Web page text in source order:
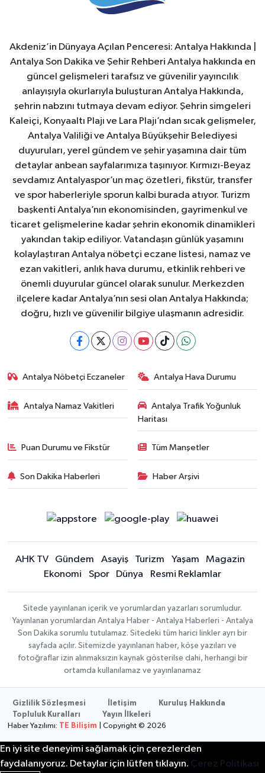
Akdeniz’in Dünyaya Açılan Penceresi: Antalya Hakkında |
Antalya Son Dakika ve Şehir Rehberi Antalya hakkında en
güncel gelişmeleri tarafsız ve güvenilir yayıncılık
anlayışıyla okurlarıyla buluşturan Antalya Hakkında,
şehrin nabzını tutmaya devam ediyor. Şehrin simgeleri
Kaleiçi, Konyaaltı Plajı ve Lara Plajı’ndan sıcak gelişmeler,
Antalya Valiliği ve Antalya Büyükşehir Belediyesi
duyuruları, yerel gündem ve şehir yaşamına dair tüm
detaylar anbean sayfalarımıza taşınıyor. Kırmızı-Beyaz
sevdamız Antalyaspor’un maç özetleri, fikstür, transfer
ve spor haberleriyle sporun kalbi burada atıyor. Turizm
başkenti Antalya’nın ekonomisinden, gayrimenkul ve
ticaret gelişmelerine kadar şehrin ekonomik dinamikleri
yakından takip ediliyor. Vatandaşın günlük yaşamını
kolaylaştıran Antalya nöbetçi eczane listesi, namaz ve
ezan vakitleri, anlık hava durumu, etkinlik rehberi ve
önemli duyurular güncel olarak sunulur. Merkezden
ilçelere kadar Antalya’nın sesi olan Antalya Hakkında;
doğru, hızlı ve güvenilir bilgiye ulaşmanın adresidir.
Antalya Nöbetçi Eczaneler Antalya Hava Durumu
Antalya Namaz Vakitleri
Antalya Trafik Yoğunluk
Haritası
Puan Durumu ve Fikstür Tüm Manşetler
Son Dakika Haberleri Haber Arşivi
AHK TV Gündem Asayiş Turizm Yaşam
Magazin
Ekonomi
Spor Dünya Resmi Reklamlar
Sitede yayınlanan içerik ve yorumlardan yazarları sorumludur.
Yayınlanan yorumlardan Antalya Haber - Antalya Haberleri - Antalya
Son Dakika sorumlu tutulamaz. Sitedeki tüm harici linkler ayrı bir
sayfada açılır. Sitemizde yayınlanan haber, köşe yazıları ve
fotoğraflar izin alınmaksızın kaynak gösterilse dahi, herhangi bir
ortamda kullanılamaz ve yayınlanamaz
Gizlilik Sözleşmesi İletişim
Kuruluş Hakkında
Topluluk Kuralları
Yayın İlkeleri
Haber Yazılımı:
TE Bilişim | Copyright © 2026
En iyi site deneyimi sağlamak için çerezlerden
faydalanıyoruz. Detaylar için lütfen tıklayın. Çerez Politikası